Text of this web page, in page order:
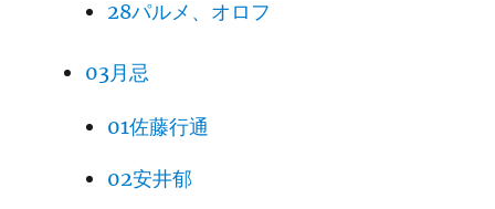
28パルメ、オロフ
03月忌
01佐藤行通
02安井郁